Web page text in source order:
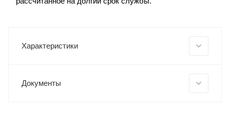
Характеристики
Документы